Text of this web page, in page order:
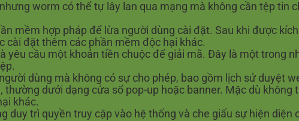
worm có thể tự lây lan qua mạng mà không cần tệp tin
mềm hợp pháp để lừa người dùng cài đặt. Sau khi được
cài đặt thêm các phần mềm độc hại khác.
yêu cầu một khoản tiền chuộc để giải mã. Đây là một trong
dùng mà không có sự cho phép, bao gồm lịch sử duyệt
thường dưới dạng cửa sổ pop-up hoặc banner. Mặc dù
khác.
duy trì quyền truy cập vào hệ thống và che giấu sự hiện